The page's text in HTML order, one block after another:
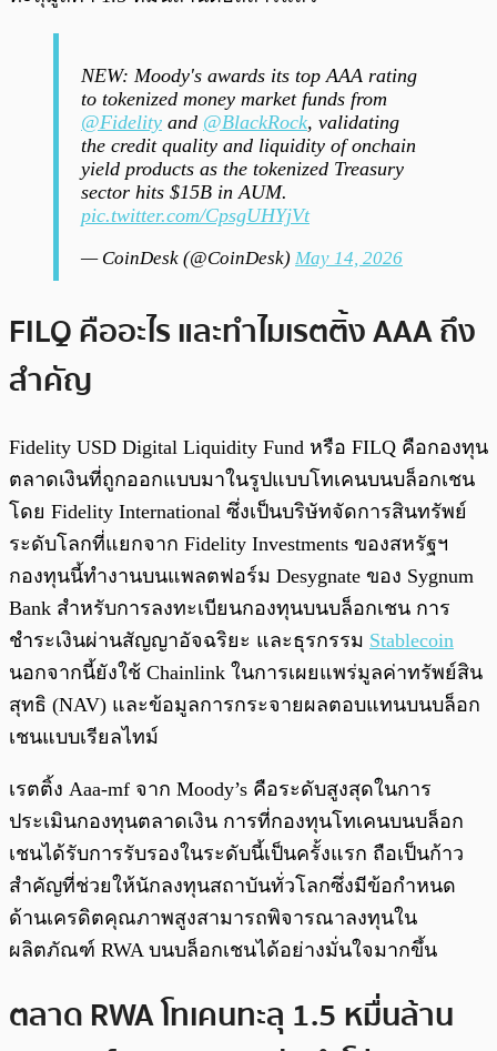
NEW: Moody's awards its top AAA rating
to tokenized money market funds from
@Fidelity and @BlackRock, validating
the credit quality and liquidity of onchain
yield products as the tokenized Treasury
sector hits $15B in AUM.
pic.twitter.com/CpsgUHYjVt
— CoinDesk (@CoinDesk) May 14, 2026
FILQ คืออะไร และทำไมเรตติ้ง AAA ถึง
สำคัญ
Fidelity USD Digital Liquidity Fund หรือ FILQ คือกองทุน
ตลาดเงินที่ถูกออกแบบมาในรูปแบบโทเคนบนบล็อกเชน
โดย Fidelity International ซึ่งเป็นบริษัทจัดการสินทรัพย์
ระดับโลกที่แยกจาก Fidelity Investments ของสหรัฐฯ
กองทุนนี้ทำงานบนแพลตฟอร์ม Desygnate ของ Sygnum
Bank สำหรับการลงทะเบียนกองทุนบนบล็อกเชน การ
ชำระเงินผ่านสัญญาอัจฉริยะ และธุรกรรม Stablecoin
นอกจากนี้ยังใช้ Chainlink ในการเผยแพร่มูลค่าทรัพย์สิน
สุทธิ (NAV) และข้อมูลการกระจายผลตอบแทนบนบล็อก
เชนแบบเรียลไทม์
เรตติ้ง Aaa-mf จาก Moody’s คือระดับสูงสุดในการ
ประเมินกองทุนตลาดเงิน การที่กองทุนโทเคนบนบล็อก
เชนได้รับการรับรองในระดับนี้เป็นครั้งแรก ถือเป็นก้าว
สำคัญที่ช่วยให้นักลงทุนสถาบันทั่วโลกซึ่งมีข้อกำหนด
ด้านเครดิตคุณภาพสูงสามารถพิจารณาลงทุนใน
ผลิตภัณฑ์ RWA บนบล็อกเชนได้อย่างมั่นใจมากขึ้น
ตลาด RWA โทเคนทะลุ 1.5 หมื่นล้าน